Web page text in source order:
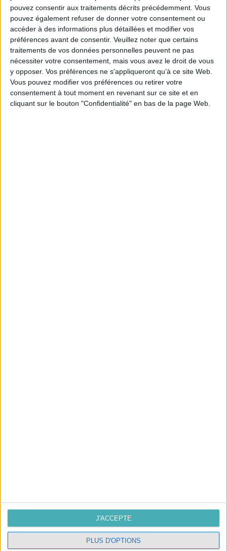
pouvez consentir aux traitements décrits précédemment. Vous
pouvez également refuser de donner votre consentement ou
accéder à des informations plus détaillées et modifier vos
préférences avant de consentir. Veuillez noter que certains
traitements de vos données personnelles peuvent ne pas
nécessiter votre consentement, mais vous avez le droit de vous
y opposer. Vos préférences ne s'appliqueront qu’à ce site Web.
Vous pouvez modifier vos préférences ou retirer votre
consentement à tout moment en revenant sur ce site et en
cliquant sur le bouton "Confidentialité" en bas de la page Web.
PLUS D'OPTIONS
J'ACCEPTE
Cercles et formes abat-
jour
Carcasses abat-jour